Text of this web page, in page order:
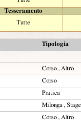
Tesseramento
Tutte
Tipologia
Corso , Altro
Corso
Pratica
Milonga ,
Corso , Altro